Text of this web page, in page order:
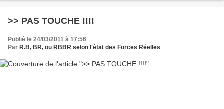
http://www.pcf.fr/sites/default/files/adres_communistes_7janv2011_a3.pdf...
>> PAS TOUCHE !!!!
Publié le 24/03/2011 à 17:56
Par R.B, BR, ou RBBR selon l'état des Forces Réelles